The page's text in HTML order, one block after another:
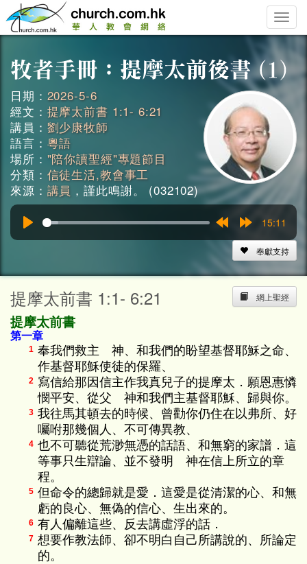
Toggle
日期： 2026-5-6
經文： 提摩太前書 1:1- 6:21
講員： 劉少康牧師
語言： 粵語
場所： "陪你讀聖經"專題節目
分類： 信徒生活,教會事工
來源： 講員 ，謹此鳴謝。 (032102)
15s
15:11
奉獻支持
網上聖經
提摩太前書 1:1- 6:21
提摩太前書
第一章
1 奉我們救主 神、和我們的盼望基督耶穌之命、
作基督耶穌使徒的保羅、
2 寫信給那因信主作我真兒子的提摩太．願恩惠憐
憫平安、從父 神和我們主基督耶穌、歸與你。
3 我往馬其頓去的時候、曾勸你仍住在以弗所、好
囑咐那幾個人、不可傳異教、
4 也不可聽從荒渺無憑的話語、和無窮的家譜．這
等事只生辯論、並不發明 神在信上所立的章
程。
5 但命令的總歸就是愛．這愛是從清潔的心、和無
虧的良心、無偽的信心、生出來的。
6 有人偏離這些、反去講虛浮的話．
7 想要作教法師、卻不明白自己所講說的、所論定
的。